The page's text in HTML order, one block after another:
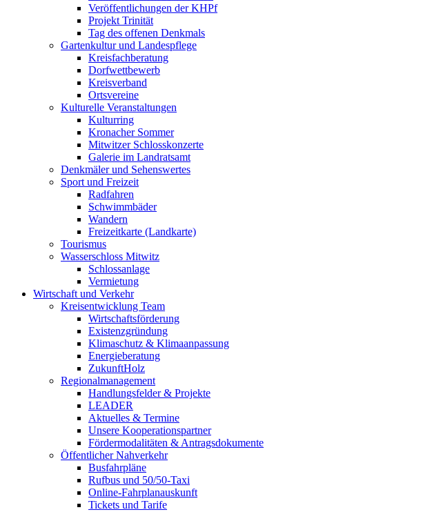
Veröffentlichungen der KHPf
Projekt Trinität
Tag des offenen Denkmals
Gartenkultur und Landespflege
Kreisfachberatung
Dorfwettbewerb
Kreisverband
Ortsvereine
Kulturelle Veranstaltungen
Kulturring
Kronacher Sommer
Mitwitzer Schlosskonzerte
Galerie im Landratsamt
Denkmäler und Sehenswertes
Sport und Freizeit
Radfahren
Schwimmbäder
Wandern
Freizeitkarte (Landkarte)
Tourismus
Wasserschloss Mitwitz
Schlossanlage
Vermietung
Wirtschaft und Verkehr
Kreisentwicklung Team
Wirtschaftsförderung
Existenzgründung
Klimaschutz & Klimaanpassung
Energieberatung
ZukunftHolz
Regionalmanagement
Handlungsfelder & Projekte
LEADER
Aktuelles & Termine
Unsere Kooperationspartner
Fördermodalitäten & Antragsdokumente
Öffentlicher Nahverkehr
Busfahrpläne
Rufbus und 50/50-Taxi
Online-Fahrplanauskunft
Tickets und Tarife